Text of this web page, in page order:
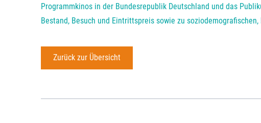
Programmkinos in der Bundesrepublik Deutschland und das
Bestand, Besuch und Eintrittspreis sowie zu
Zurück zur Übersicht